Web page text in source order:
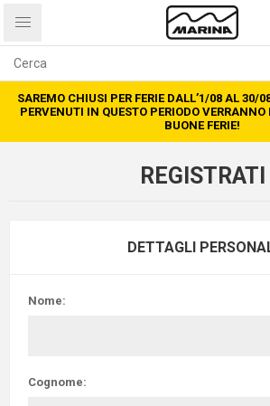
SAREMO CHIUSI PER FERIE DALL’1/08 AL 30/
PERVENUTI IN QUESTO PERIODO
BUONE FERIE!
REGISTRATI
DETTAGLI
Nome:
Cognome: